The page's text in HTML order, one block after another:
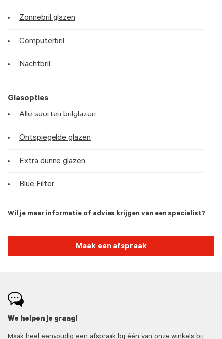
Zonnebril glazen
Computerbril
Nachtbril
Glasopties
Alle soorten brilglazen
Ontspiegelde glazen
Extra dunne glazen
Blue Filter
Wil je meer informatie of advies krijgen van een specialist?
Maak een afspraak
We helpen je graag!
Maak heel eenvoudig een afspraak bij één van onze winkels bij